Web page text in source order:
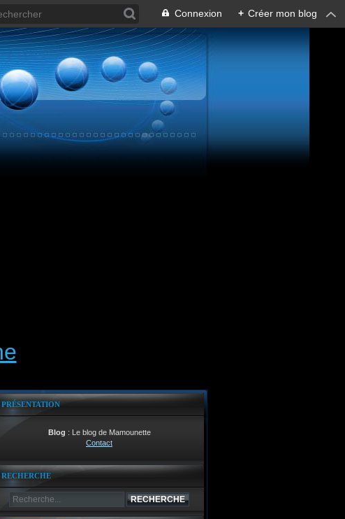
Connexion + Créer mon blog
PRÉSENTATION
Blog : Le blog de Mamounette
Contact
RECHERCHE